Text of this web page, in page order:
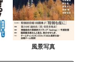
風景写真